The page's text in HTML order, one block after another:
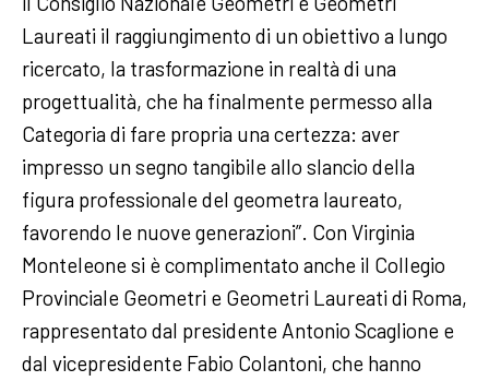
Laureati il raggiungimento di un obiettivo a lungo
ricercato, la trasformazione in realtà di una
progettualità, che ha finalmente permesso alla
Categoria di fare propria una certezza: aver
impresso un segno tangibile allo slancio della
figura professionale del geometra laureato,
favorendo le nuove generazioni”. Con Virginia
Monteleone si è complimentato anche il Collegio
Provinciale Geometri e Geometri Laureati di Roma,
rappresentato dal presidente Antonio Scaglione e
dal vicepresidente Fabio Colantoni, che hanno